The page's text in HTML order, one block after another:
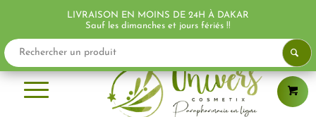
LIVRAISON EN MOINS DE 24H À DAKAR
Sauf les dimanches et jours fériés !!